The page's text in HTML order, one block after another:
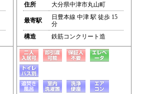
住所
大分県中津市丸山町
最寄駅
日豊本線 中津 駅 徒歩 15
分
構造
鉄筋コンクリート造